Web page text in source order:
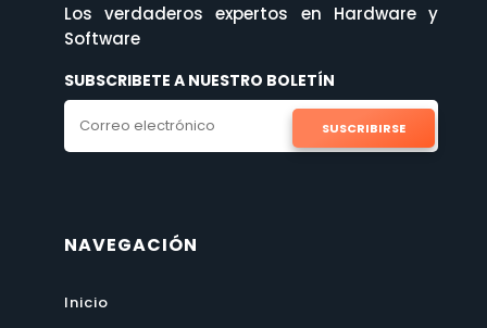
Los verdaderos expertos en Hardware y
Software
SUBSCRIBETE A NUESTRO BOLETÍN
SUSCRIBIRSE
NAVEGACIÓN
Inicio